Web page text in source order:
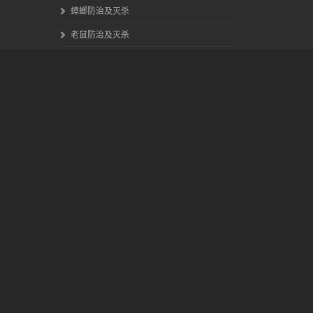
蟑螂防治及灭杀
老鼠防治及灭杀